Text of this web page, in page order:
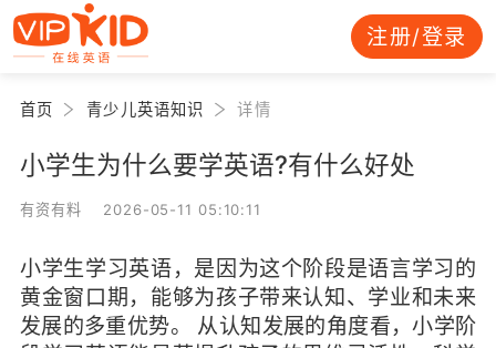
注册/登录
首页 青少儿英语知识 详情
小学生为什么要学英语?有什么好处
有资有料 2026-05-11 05:10:11
小学生学习英语，是因为这个阶段是语言学习的
黄金窗口期，能够为孩子带来认知、学业和未来
发展的多重优势。 从认知发展的角度看，小学阶